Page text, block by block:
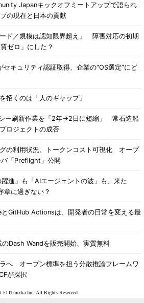
Japanキックオフミートアップで語られ
の現在と日本の貢献
ード／規模は認知限界超え」 障害対応の初期
ゼロ」にした？
セキュリティ認証取得、企業の“OS選定”にど
招くのは「人のギャップ」
シー刷新作業を「2年→2日に短縮」 常石造船
ロジェクトの成否
の利用状況、トークンコスト可視化 オープ
「Preflight」公開
躍進」も「AIエージェントの波」も、来た
章に過ぎない？
とGitHub Actionsは、開発者の日常を変える最
Dash Wandを販売開始、実質無料
へ オープン標準を担う分散推論フレームワ
が採択
© ITmedia Inc. All Rights Reserved.